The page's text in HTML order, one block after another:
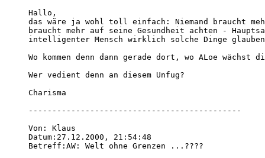
Hallo,
das wäre ja wohl toll einfach: Niemand braucht
braucht mehr auf seine Gesundheit achten -
intelligenter Mensch wirklich solche Dinge
Wo kommen denn dann gerade dort, wo ALoe wächst
Wer vedient denn an diesem Unfug?
Charisma
---------------------------------------------
Von: Klaus
Datum:27.12.2000, 21:54:48
Betreff:AW: Welt ohne Grenzen ...????